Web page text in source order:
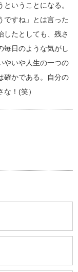
いうことになる。
ですね」とは言った
したとしても、残さ
毎日のような気がし
やいや人生の一つの
確かである。自分の
！(笑）